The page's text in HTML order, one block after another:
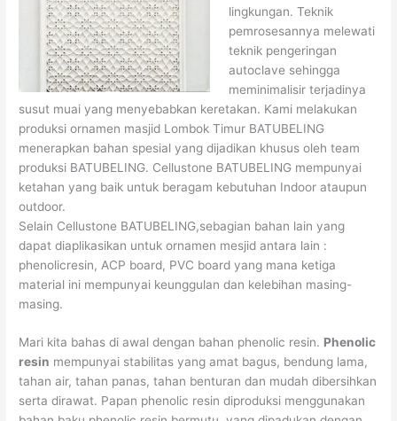
lingkungan. Teknik
pemrosesannya melewati
teknik pengeringan
autoclave sehingga
meminimalisir terjadinya
susut muai yang menyebabkan keretakan. Kami melakukan
produksi ornamen masjid Lombok Timur BATUBELING
menerapkan bahan spesial yang dijadikan khusus oleh team
produksi BATUBELING. Cellustone BATUBELING mempunyai
ketahan yang baik untuk beragam kebutuhan Indoor ataupun
outdoor.
Selain Cellustone BATUBELING,sebagian bahan lain yang
dapat diaplikasikan untuk ornamen mesjid antara lain :
phenolicresin, ACP board, PVC board yang mana ketiga
material ini mempunyai keunggulan dan kelebihan masing-
masing.
Mari kita bahas di awal dengan bahan phenolic resin. Phenolic
resin mempunyai stabilitas yang amat bagus, bendung lama,
tahan air, tahan panas, tahan benturan dan mudah dibersihkan
serta dirawat. Papan phenolic resin diproduksi menggunakan